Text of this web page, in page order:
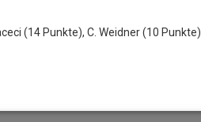
(14 Punkte), C. Weidner (10 Punkte)